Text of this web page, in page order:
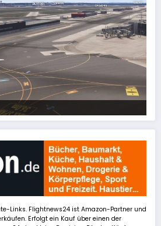
Tricks, damit es klappt!
Links. Flightnews24 ist Amazon-Partner und
Erfolgt ein Kauf über einen der